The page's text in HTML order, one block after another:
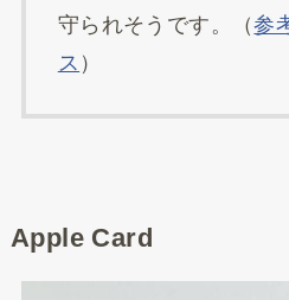
守られそうです。（参
ス ）
Apple Card